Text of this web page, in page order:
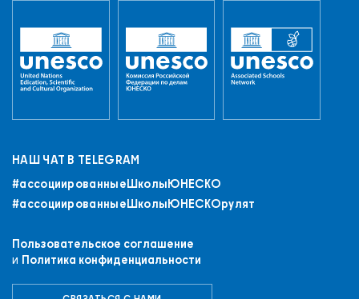
НАШ ЧАТ В TELEGRAM
#ассоциированныеШколыЮНЕСКO
#ассоциированныеШколыЮНЕСКОрулят
Пользовательское соглашение
и Политика конфиденциальности